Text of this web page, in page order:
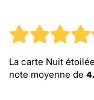
La carte Nuit
note moyenne de